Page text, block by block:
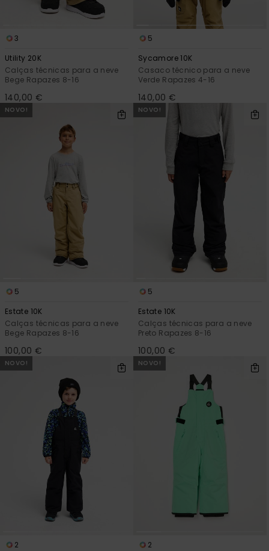
3
Utility 20K
Calças técnicas para a neve
Bege Rapazes 8-16
140,00 €
5
Sycamore 10K
Casaco técnico para a neve
Verde Rapazes 4-16
140,00 €
NOVO!
5
Estate 10K
Calças técnicas para a neve
Bege Rapazes 8-16
100,00 €
NOVO!
5
Estate 10K
Calças técnicas para a neve
Preto Rapazes 8-16
100,00 €
NOVO!
2
NOVO!
2